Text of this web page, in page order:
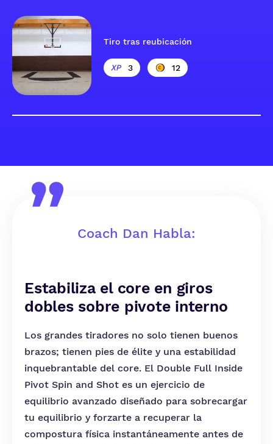
Tiro tras reubicación
3 12
Coach Dan Habla:
Estabiliza el core en giros
dobles sobre pivote interno
Los grandes tiradores no solo tienen buenos
brazos; tienen pies de élite y una estabilidad
inquebrantable del core. El Double Full Inside
Pivot Spin and Shot es un ejercicio de
equilibrio avanzado diseñado para sobrecargar
tu equilibrio y forzarte a recuperar la
compostura física instantáneamente antes de